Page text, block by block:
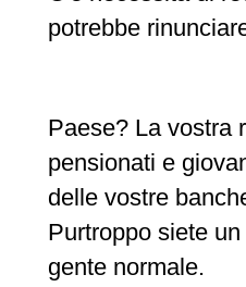
potrebbe
Paese? La vostra
pensionati e
delle vostre
Purtroppo siete
gente normale.